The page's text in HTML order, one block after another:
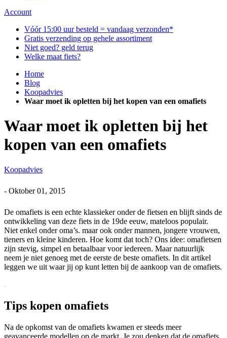
Account
Vóór 15:00 uur besteld = vandaag verzonden*
Gratis verzending op gehele assortiment
Niet goed? geld terug
Welke maat fiets?
Home
Blog
Koopadvies
Waar moet ik opletten bij het kopen van een omafiets
Waar moet ik opletten bij het
kopen van een omafiets
Koopadvies
- Oktober 01, 2015
De omafiets is een echte klassieker onder de fietsen en blijft sinds de
ontwikkeling van deze fiets in de 19de eeuw, mateloos populair.
Niet enkel onder oma’s. maar ook onder mannen, jongere vrouwen,
tieners en kleine kinderen. Hoe komt dat toch? Ons idee: omafietsen
zijn stevig, simpel en betaalbaar voor iedereen. Maar natuurlijk
neem je niet genoeg met de eerste de beste omafiets. In dit artikel
leggen we uit waar jij op kunt letten bij de aankoop van de omafiets.
Tips kopen omafiets
Na de opkomst van de omafiets kwamen er steeds meer
geavanceerde modellen op de markt. Je zou denken dat de omafiets